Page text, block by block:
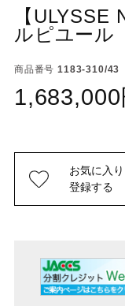
【ULYSSE
ルピユール
商品番号 1183-310/43
1,683,000
お気に入
登録する